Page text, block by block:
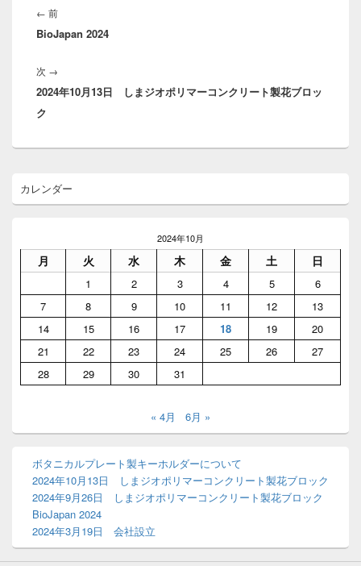
稿
ナ
ゲ
ー
シ
ョ
← 前前
の
BioJapan 2024
次 →
の
2024年10月13日 しまジオポリマーコンクリート製花ブロッ
ク
イ
ン
ド
ウ
ェ
ト
エ
カレンダー
2024年10月
月 火 水 木 金 土 日
1 2 3 4 5
6
7
8 9 10 11 12
13
14
15 16 17 18 19
20
21
22 23 24 25 26
27
28
29 30 31
« 4月 6月 »
ボタニカルプレート製キーホルダーについて
2024年10月13日 しまジオポリマーコンクリート製花ブロック
2024年9月26日 しまジオポリマーコンクリート製花ブロック
BioJapan 2024
2024年3月19日 会社設立